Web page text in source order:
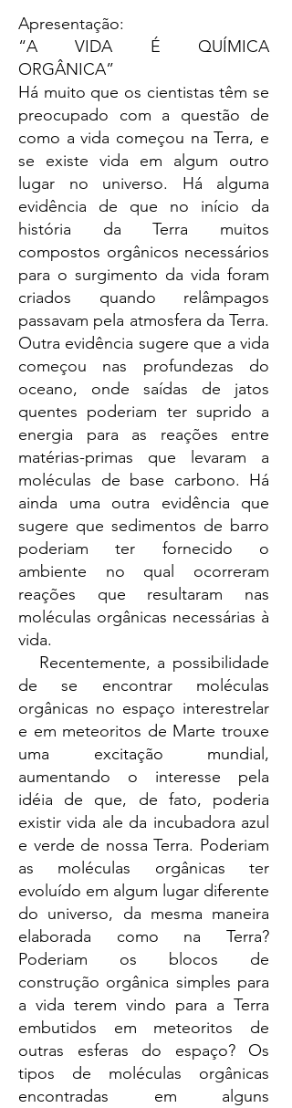
Apresentação:
“A VIDA É QUÍMICA
ORGÂNICA”
Há muito que os cientistas têm se
preocupado com a questão de
como a vida começou na Terra, e
se existe vida em algum outro
lugar no universo. Há alguma
evidência de que no início da
história da Terra muitos
compostos orgânicos necessários
para o surgimento da vida foram
criados quando relâmpagos
passavam pela atmosfera da Terra.
Outra evidência sugere que a vida
começou nas profundezas do
oceano, onde saídas de jatos
quentes poderiam ter suprido a
energia para as reações entre
matérias-primas que levaram a
moléculas de base carbono. Há
ainda uma outra evidência que
sugere que sedimentos de barro
poderiam ter fornecido o
ambiente no qual ocorreram
reações que resultaram nas
moléculas orgânicas necessárias à
vida.
Recentemente, a possibilidade
de se encontrar moléculas
orgânicas no espaço interestrelar
e em meteoritos de Marte trouxe
uma excitação mundial,
aumentando o interesse pela
idéia de que, de fato, poderia
existir vida ale da incubadora azul
e verde de nossa Terra. Poderiam
as moléculas orgânicas ter
evoluído em algum lugar diferente
do universo, da mesma maneira
elaborada como na Terra?
Poderiam os blocos de
construção orgânica simples para
a vida terem vindo para a Terra
embutidos em meteoritos de
outras esferas do espaço? Os
tipos de moléculas orgânicas
encontradas em alguns